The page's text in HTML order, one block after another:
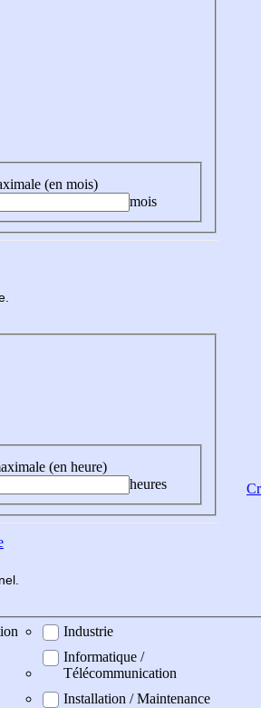
(en mois)
mois
(en heure)
heures
Industrie
Informatique /
Télécommunication
Installation / Maintenance